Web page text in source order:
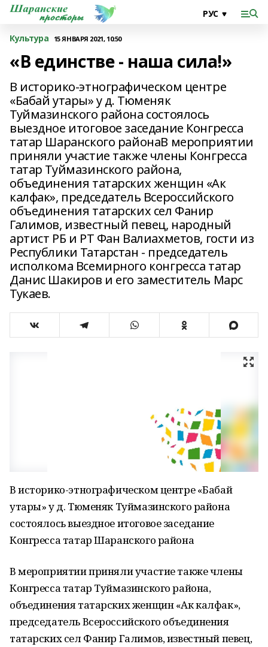
Культура 15 ЯНВАРЯ 2021, 10:50
«В единстве - наша сила!»
В историко-этнографическом центре
«Бабай утары» у д. Тюменяк
Туймазинского района состоялось
выездное итоговое заседание Конгресса
татар Шаранского районаВ мероприятии
приняли участие также члены Конгресса
татар Туймазинского района,
объединения татарских женщин «Ак
калфак», председатель Всероссийского
объединения татарских сел Фанир
Галимов, известный певец, народный
артист РБ и РТ Фан Валиахметов, гости из
Республики Татарстан - председатель
исполкома Всемирного конгресса татар
Данис Шакиров и его заместитель Марс
Тукаев.
В историко-этнографическом центре «Бабай
утары» у д. Тюменяк Туймазинского района
состоялось выездное итоговое заседание
Конгресса татар Шаранского района
В мероприятии приняли участие также члены
Конгресса татар Туймазинского района,
объединения татарских женщин «Ак калфак»,
председатель Всероссийского объединения
татарских сел Фанир Галимов, известный певец,